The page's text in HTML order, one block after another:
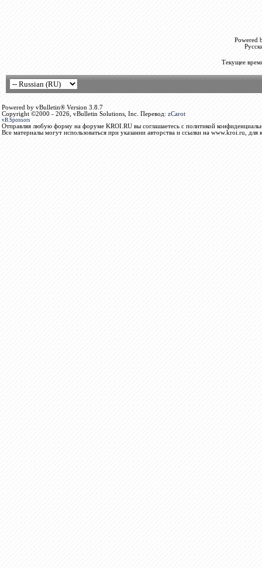
Powered
Текущее
Powered by vBulletin® Version 3.8.7
Copyright ©2000 - 2026, vBulletin Solutions, Inc. Перевод: zCarot
vB.Sponsors
Отправляя любую форму на форуме KROI.RU вы соглашаетесь с политикой
Все материалы могут использоваться при указании авторства и ссылки на www.kroi.ru, для